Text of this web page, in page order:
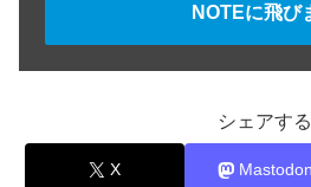
NOTEに飛び
シェアする
X Mastodon